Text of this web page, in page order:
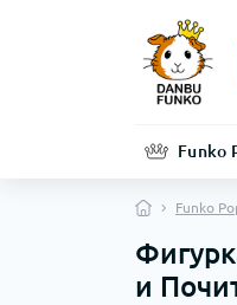
Funko
Funko
и